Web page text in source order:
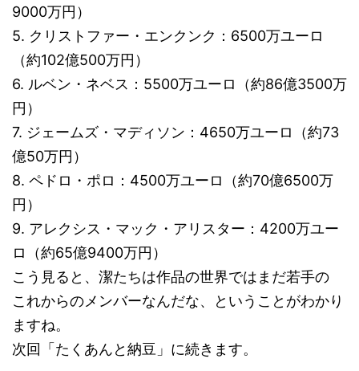
9000万円）
5. クリストファー・エンクンク：6500万ユーロ
（約102億500万円）
6. ルベン・ネベス：5500万ユーロ（約86億3500万
円）
7. ジェームズ・マディソン：4650万ユーロ（約73
億50万円）
8. ペドロ・ポロ：4500万ユーロ（約70億6500万
円）
9. アレクシス・マック・アリスター：4200万ユー
ロ（約65億9400万円）
こう見ると、潔たちは作品の世界ではまだ若手の
これからのメンバーなんだな、ということがわかり
ますね。
次回「たくあんと納豆」に続きます。